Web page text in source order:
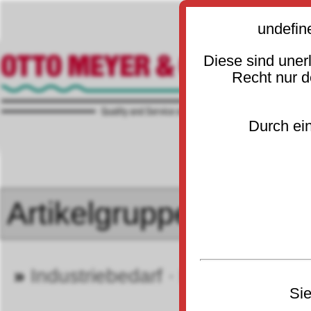
» Industriebedarf · Betrieb
Diese sind
Recht nur
Durch